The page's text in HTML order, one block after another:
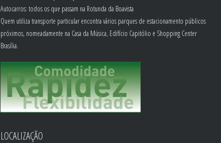
Autocarros: todos os que passam na Rotunda da Boavista
Quem utiliza transporte particular encontra vários parques de estacionamento públicos
próximos, nomeadamente na Casa da Música, Edifício Capitólio e Shopping Center
Brasília.
LOCALIZAÇÃO